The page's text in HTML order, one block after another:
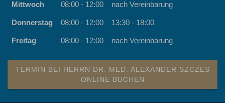
Mittwoch 08:00 - 12:00 nach Vereinbarung
Donnerstag 08:00 - 12:00 13:30 - 18:00
Freitag 08:00 - 12:00 nach Vereinbarung
TERMIN BEI HERRN DR. MED. ALEXANDER SZCZES
ONLINE BUCHEN